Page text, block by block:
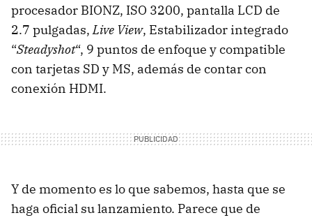
procesador BIONZ, ISO 3200, pantalla LCD de
2.7 pulgadas,Live View, Estabilizador integrado
“Steadyshot“, 9 puntos de enfoque y compatible
con tarjetas SD y MS, además de contar con
conexión HDMI.
Y de momento es lo que sabemos, hasta que se
haga oficial su lanzamiento. Parece que de